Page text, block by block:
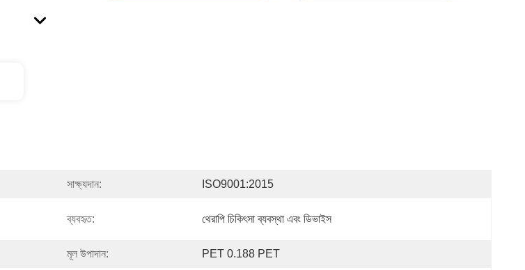
সাক্ষ্যদান: ISO9001:2015
ব্যবহৃত: থেরাপি চিকিৎসা ব্যবস্থা এবং ডিভাইস
মূল উপাদান: PET 0.188 PET